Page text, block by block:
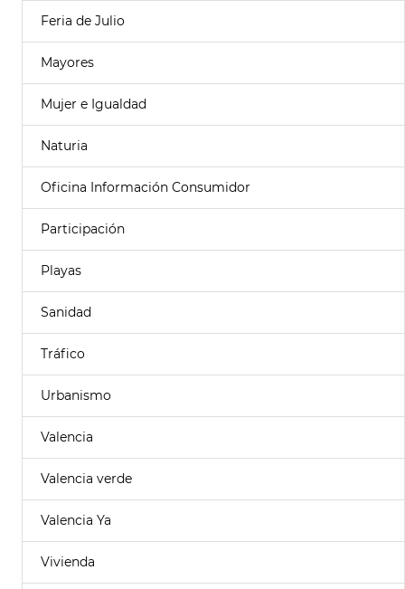
Feria de Julio
Mayores
Mujer e Igualdad
Naturia
Oficina Información Consumidor
Participación
Playas
Sanidad
Tráfico
Urbanismo
Valencia
Valencia verde
Valencia Ya
Vivienda